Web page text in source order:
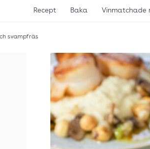
Recept Baka Vinmatchade
svampfräs